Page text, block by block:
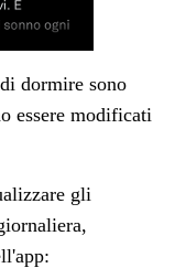
dormire sono
essere modificati
gli